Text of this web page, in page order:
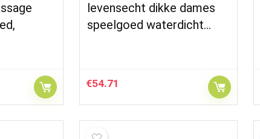
levensecht dikke dames
speelgoed waterdicht…
€54.71